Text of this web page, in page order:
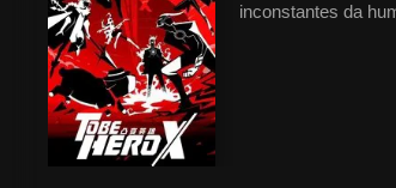
inconstantes da